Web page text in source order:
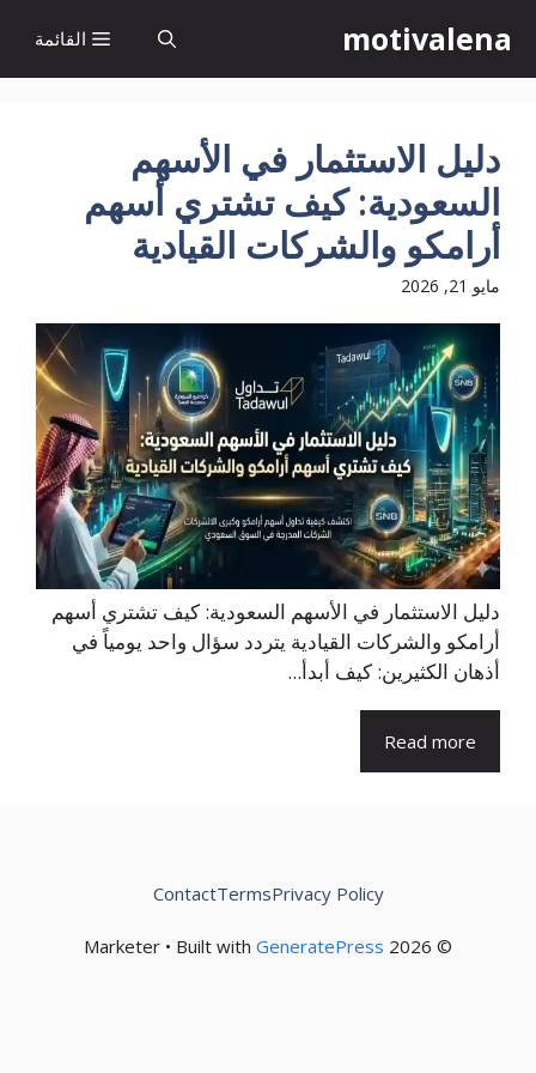
إلى
المحتوى
motivalena القائمة
دليل الاستثمار في الأسهم
السعودية: كيف تشتري أسهم
أرامكو والشركات القيادية
مايو 21, 2026
دليل الاستثمار في الأسهم السعودية: كيف تشتري أسهم
أرامكو والشركات القيادية يتردد سؤال واحد يومياً في
أذهان الكثيرين: كيف أبدأ...
Read more
© 2026 Marketer • Built with
GeneratePress
Privacy Policy
Terms
Contact